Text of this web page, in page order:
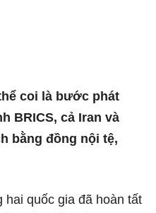
coi là bước phát
BRICS, cả Iran và
bằng đồng nội tệ,
hai quốc gia đã hoàn tất